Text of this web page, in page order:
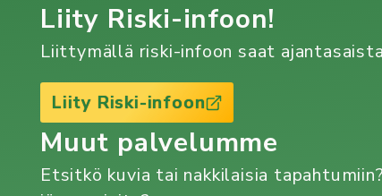
Liity Riski-infoon!
Liittymällä riski-infoon saat
Liity Riski-infoon
Muut palvelumme
Etsitkö kuvia tai nakkilaisia